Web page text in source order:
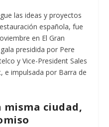
las ideas y proyectos
española, fue
en El Gran
presidida por Pere
y Vice-President Sales
e impulsada por Barra de
misma ciudad,